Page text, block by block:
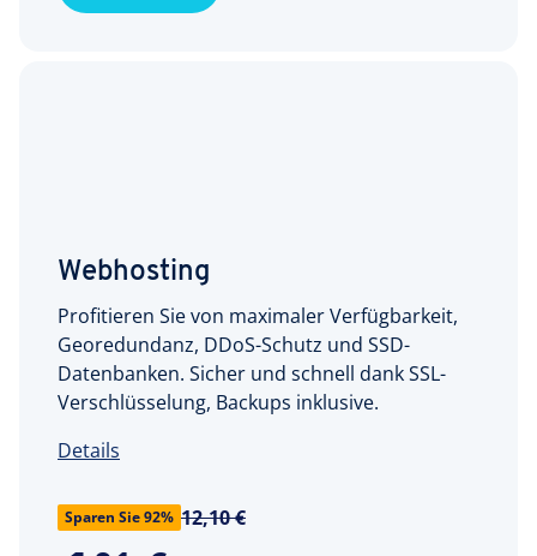
Webhosting
Profitieren Sie von maximaler Verfügbarkeit,
Georedundanz, DDoS-Schutz und SSD-
Datenbanken. Sicher und schnell dank SSL-
Verschlüsselung, Backups inklusive.
Details
Sparen Sie 92% 12,10 €